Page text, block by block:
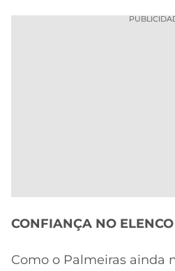
CONFIANÇA NO ELENCO
Como o Palmeiras ainda